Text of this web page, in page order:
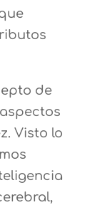
de
Visto lo